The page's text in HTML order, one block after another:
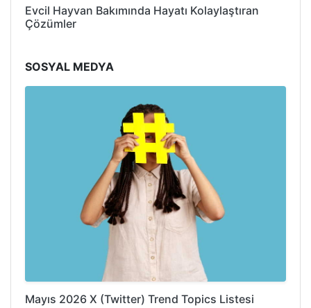
Evcil Hayvan Bakımında Hayatı Kolaylaştıran
Çözümler
SOSYAL MEDYA
Mayıs 2026 X (Twitter) Trend Topics Listesi